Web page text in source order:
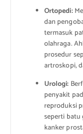
Ortopedi:
dan
termasuk
olahraga.
prosedur
artroskopi,
Urologi:
penyakit
reproduksi
seperti batu
kanker